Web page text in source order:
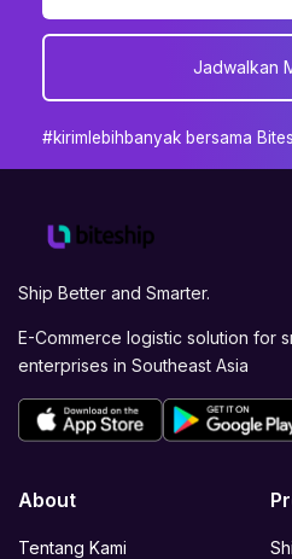
Jadwalkan
#kirimlebihbanyak bersama
Ship Better and Smarter.
E-Commerce logistic solution for
enterprises in Southeast Asia
About
Tentang Kami